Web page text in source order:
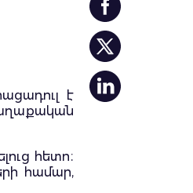
է
հետո։
համար,